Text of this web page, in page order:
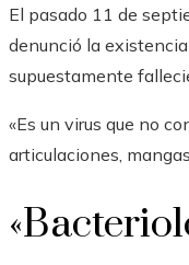
El pasado 11 de
denunció la
supuestamente
«Es un virus que no
articulaciones,